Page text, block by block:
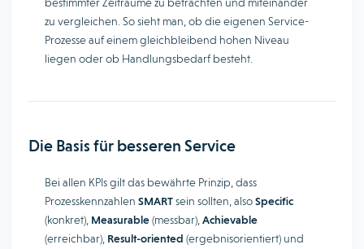
zu vergleichen. So sieht man, ob die eigenen Service-
Prozesse auf einem gleichbleibend hohen Niveau
liegen oder ob Handlungsbedarf besteht.
Die Basis für besseren Service
Bei allen KPIs gilt das bewährte Prinzip, dass
Prozesskennzahlen SMARTsein sollten, alsoSpecific
(konkret), Measurable(messbar), Achievable
(erreichbar), Result-oriented (ergebnisorientiert) und